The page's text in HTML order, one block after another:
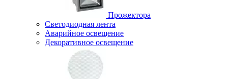
Прожектора
Светодиодная лента
Аварийное освещение
Декоративное освещение